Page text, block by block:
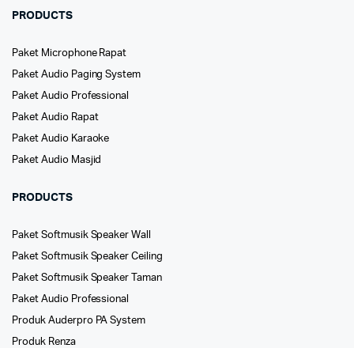
PRODUCTS
Paket Microphone Rapat
Paket Audio Paging System
Paket Audio Professional
Paket Audio Rapat
Paket Audio Karaoke
Paket Audio Masjid
PRODUCTS
Paket Softmusik Speaker Wall
Paket Softmusik Speaker Ceiling
Paket Softmusik Speaker Taman
Paket Audio Professional
Produk Auderpro PA System
Produk Renza